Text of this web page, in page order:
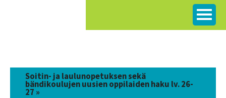
Soitin- ja laulunopetuksen sekä
bändikoulujen uusien oppilaiden haku lv. 26-
27 »